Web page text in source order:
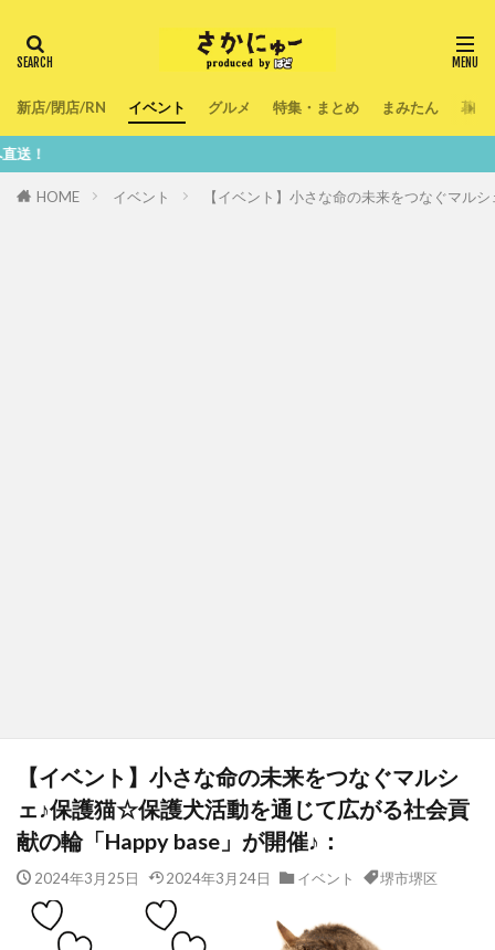
新店/閉店/RN イベント グルメ 特集・まとめ まみたん 暮ら
HOME イベント 【イベント】小さな命の未来をつなぐマル
【イベント】小さな命の未来をつなぐマルシ
ェ♪保護猫☆保護犬活動を通じて広がる社会貢
献の輪「Happy base」が開催♪：
2024年3月25日 2024年3月24日 イベント 堺市堺区